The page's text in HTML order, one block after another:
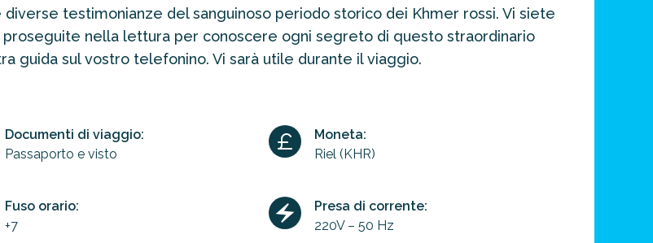
testimonianze del sanguinoso periodo storico dei Khmer rossi. Vi siete
nella lettura per conoscere ogni segreto di questo straordinario
guida sul vostro telefonino. Vi sarà utile durante il viaggio.
Documenti di viaggio:
Passaporto e visto
Moneta:
Riel (KHR)
Fuso orario:
+7
Presa di corrente:
220V – 50 Hz